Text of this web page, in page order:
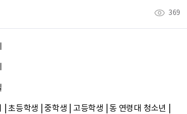
369
| 초등학생 | 중학생 | 고등학생 | 동 연령대 청소년 |